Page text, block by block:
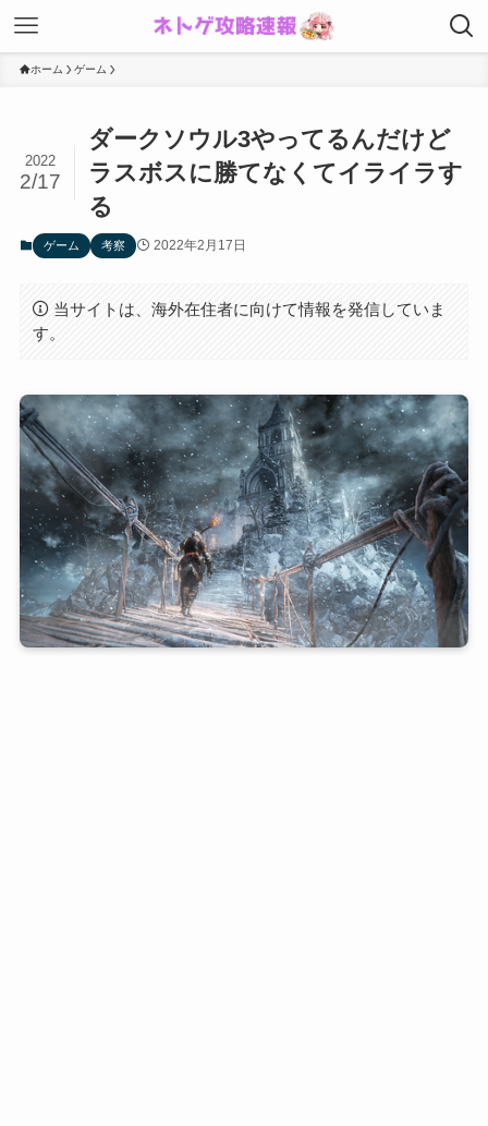
ホーム ゲーム
ダークソウル3やってるんだけど
ラスボスに勝てなくてイライラす
る
2022
2/17
ゲーム 考察 2022年2月17日
当サイトは、海外在住者に向けて情報を発信していま
す。